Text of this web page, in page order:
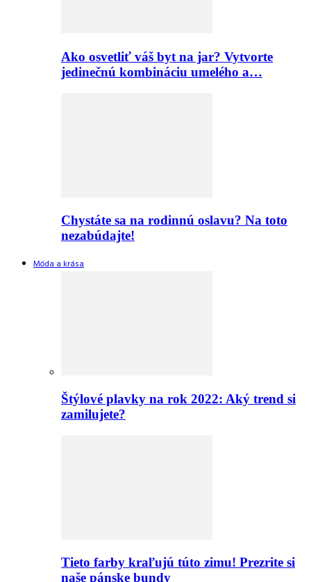
Ako osvetliť váš byt na jar? Vytvorte
jedinečnú kombináciu umelého a…
Chystáte sa na rodinnú oslavu? Na toto
nezabúdajte!
Móda a krása
Štýlové plavky na rok 2022: Aký trend si
zamilujete?
Tieto farby kraľujú túto zimu! Prezrite si
naše pánske bundy